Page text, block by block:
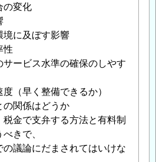
の変化
境に及ぼす影響
性
サービス水準の確保のしやす
度（早く整備できるか）
の関係はどうか
金で支弁する方法と有料制
きで、
の議論にだまされてはいけな